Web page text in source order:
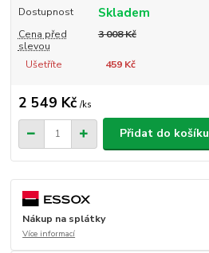
Dostupnost Skladem
Cena před
slevou
3 008 Kč
Ušetříte 459 Kč
2 549 Kč /ks
Přidat do košíku
Nákup na splátky
Více informací